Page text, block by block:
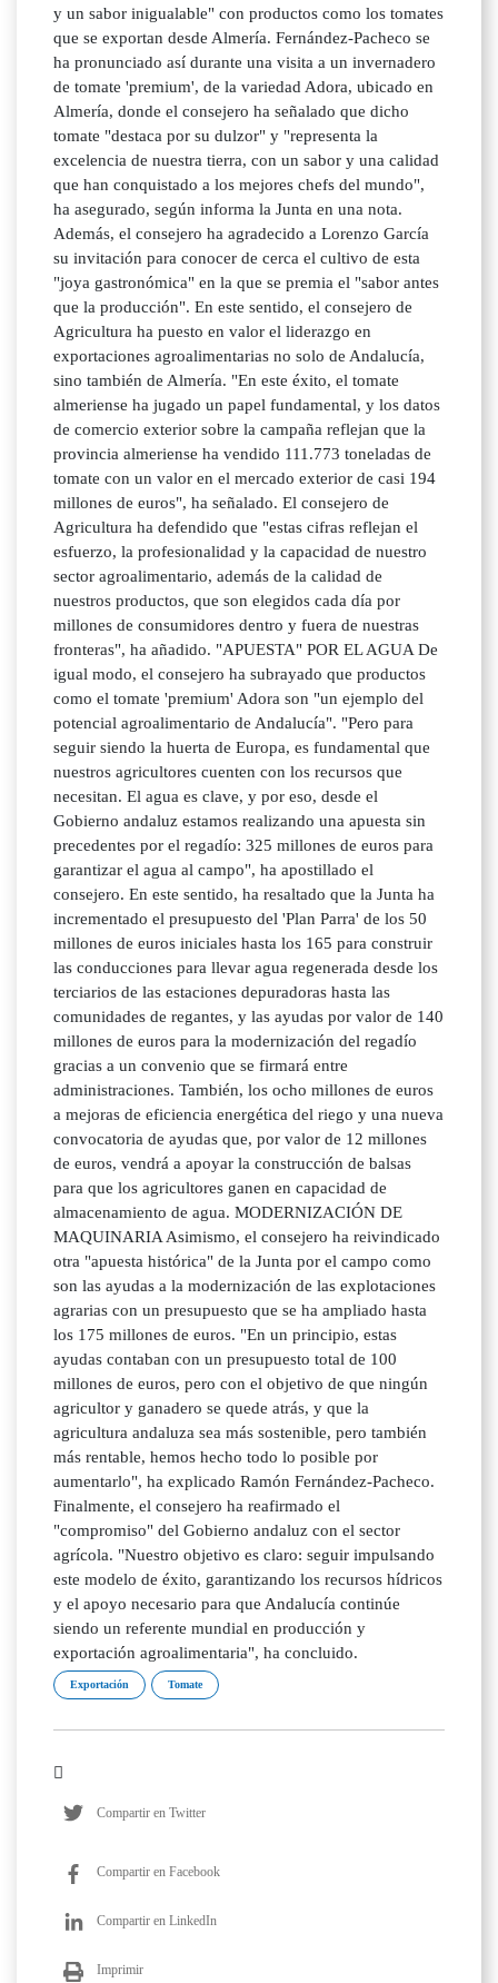
y un sabor inigualable" con productos como los tomates
que se exportan desde Almería. Fernández-Pacheco se
ha pronunciado así durante una visita a un invernadero
de tomate 'premium', de la variedad Adora, ubicado en
Almería, donde el consejero ha señalado que dicho
tomate "destaca por su dulzor" y "representa la
excelencia de nuestra tierra, con un sabor y una calidad
que han conquistado a los mejores chefs del mundo",
ha asegurado, según informa la Junta en una nota.
Además, el consejero ha agradecido a Lorenzo García
su invitación para conocer de cerca el cultivo de esta
"joya gastronómica" en la que se premia el "sabor antes
que la producción". En este sentido, el consejero de
Agricultura ha puesto en valor el liderazgo en
exportaciones agroalimentarias no solo de Andalucía,
sino también de Almería. "En este éxito, el tomate
almeriense ha jugado un papel fundamental, y los datos
de comercio exterior sobre la campaña reflejan que la
provincia almeriense ha vendido 111.773 toneladas de
tomate con un valor en el mercado exterior de casi 194
millones de euros", ha señalado. El consejero de
Agricultura ha defendido que "estas cifras reflejan el
esfuerzo, la profesionalidad y la capacidad de nuestro
sector agroalimentario, además de la calidad de
nuestros productos, que son elegidos cada día por
millones de consumidores dentro y fuera de nuestras
fronteras", ha añadido. "APUESTA" POR EL AGUA De
igual modo, el consejero ha subrayado que productos
como el tomate 'premium' Adora son "un ejemplo del
potencial agroalimentario de Andalucía". "Pero para
seguir siendo la huerta de Europa, es fundamental que
nuestros agricultores cuenten con los recursos que
necesitan. El agua es clave, y por eso, desde el
Gobierno andaluz estamos realizando una apuesta sin
precedentes por el regadío: 325 millones de euros para
garantizar el agua al campo", ha apostillado el
consejero. En este sentido, ha resaltado que la Junta ha
incrementado el presupuesto del 'Plan Parra' de los 50
millones de euros iniciales hasta los 165 para construir
las conducciones para llevar agua regenerada desde los
terciarios de las estaciones depuradoras hasta las
comunidades de regantes, y las ayudas por valor de 140
millones de euros para la modernización del regadío
gracias a un convenio que se firmará entre
administraciones. También, los ocho millones de euros
a mejoras de eficiencia energética del riego y una nueva
convocatoria de ayudas que, por valor de 12 millones
de euros, vendrá a apoyar la construcción de balsas
para que los agricultores ganen en capacidad de
almacenamiento de agua. MODERNIZACIÓN DE
MAQUINARIA Asimismo, el consejero ha reivindicado
otra "apuesta histórica" de la Junta por el campo como
son las ayudas a la modernización de las explotaciones
agrarias con un presupuesto que se ha ampliado hasta
los 175 millones de euros. "En un principio, estas
ayudas contaban con un presupuesto total de 100
millones de euros, pero con el objetivo de que ningún
agricultor y ganadero se quede atrás, y que la
agricultura andaluza sea más sostenible, pero también
más rentable, hemos hecho todo lo posible por
aumentarlo", ha explicado Ramón Fernández-Pacheco.
Finalmente, el consejero ha reafirmado el
"compromiso" del Gobierno andaluz con el sector
agrícola. "Nuestro objetivo es claro: seguir impulsando
este modelo de éxito, garantizando los recursos hídricos
y el apoyo necesario para que Andalucía continúe
siendo un referente mundial en producción y
exportación agroalimentaria", ha concluido.
Exportación Tomate
Compartir en Twitter
Compartir en Facebook
Compartir en LinkedIn
Imprimir